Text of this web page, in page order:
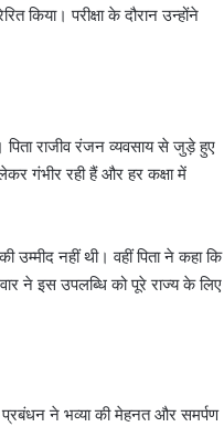
किया। परीक्षा के दौरान उन्होंने
पिता राजीव रंजन व्यवसाय से जुड़े हुए
गंभीर रही हैं और हर कक्षा में
उम्मीद नहीं थी। वहीं पिता ने कहा कि
ने इस उपलब्धि को पूरे राज्य के लिए
प्रबंधन ने भव्या की मेहनत और समर्पण